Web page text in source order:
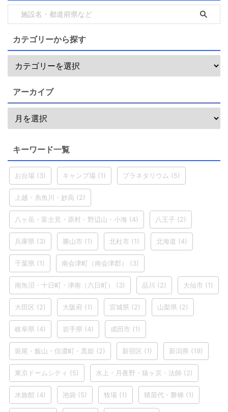
カテゴリーから探す
アーカイブ
キーワード一覧
お台場 (3) キャンプ場 (1) プラネタリウム (5)
上越・糸魚川・妙高 (2)
八ヶ岳・富士見・原村・野辺山・小海 (4) 八王子 (2)
兵庫県 (3) 勝山市 (1) 北杜市 (1) 北海道 (4)
千葉県 (1) 南会津町（南会津郡） (3)
南魚沼・十日町・津南（六日町） (3) 品川 (2) 大仙市 (1)
大田区 (2) 大阪府 (1) 宮城県 (2) 山梨県 (2)
岐阜県 (4) 岩手県 (4) 成田市 (1)
斑尾・飯山・信濃町・黒姫 (2) 新宿区 (1) 新潟県 (19)
東京ドームシティ (5) 水上・月夜野・猿ヶ京・法師 (2)
水族館 (4) 池袋 (5) 牧場 (1) 猪苗代・磐梯 (1)